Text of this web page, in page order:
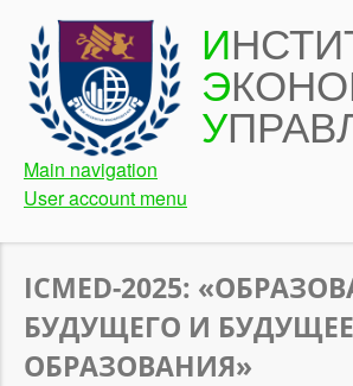
Перейти
основному
содержанию
И
Э
У
Main navigation
User account menu
ICMED-2025:
БУДУЩЕГО И БУДУЩЕЕ
ОБРАЗОВАНИЯ»